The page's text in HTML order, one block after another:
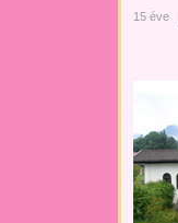
15 éve